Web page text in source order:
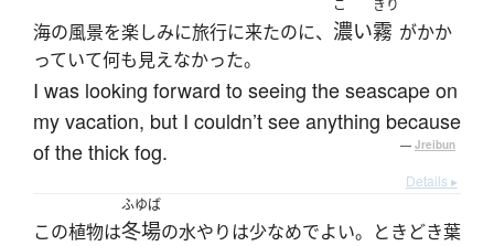
海の風景を楽しみに旅行に来たのに、
こ
濃い
きり
霧 がかか
っていて何も見えなかった。
I was looking forward to seeing the seascape on
my vacation, but I couldn’t see anything because
of the thick fog.
— Jreibun
Details ▸
この植物は
ふゆば
冬場の水やりは少なめでよい。ときどき葉